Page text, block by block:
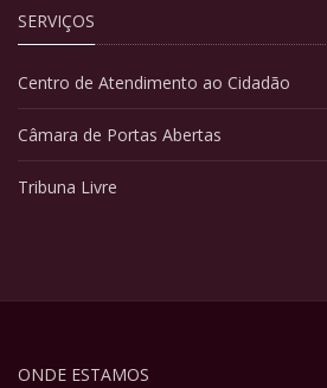
SERVIÇOS
Centro de Atendimento ao Cidadão
Câmara de Portas Abertas
Tribuna Livre
ONDE ESTAMOS